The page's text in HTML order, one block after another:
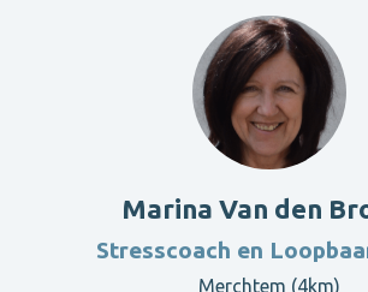
Marina Van den
Stresscoach en
Merchtem (4km)